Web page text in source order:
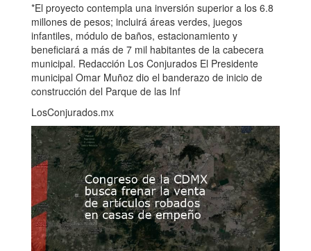
*El proyecto contempla una inversión superior a los 6.8
millones de pesos; incluirá áreas verdes, juegos
infantiles, módulo de baños, estacionamiento y
beneficiará a más de 7 mil habitantes de la cabecera
municipal. Redacción Los Conjurados El Presidente
municipal Omar Muñoz dio el banderazo de inicio de
construcción del Parque de las Inf
LosConjurados.mx